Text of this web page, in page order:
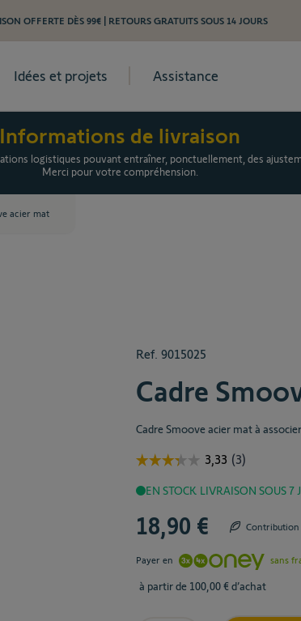
OFFERTE DÈS 99€ | RETOURS GRATUITS SOUS 14 JOURS
Idées et projets Assistance
Informations de livraison
logistiques pouvant entraîner, ponctuellement, des
Merci pour votre compréhension.
acier mat
Ref. 9015025
Cadre
Cadre Smoove acier mat à
EN STOCK LIVRAISON SOUS 7
18,90 € Contribution
Payer en sans
à partir de 100,00 € d’achat